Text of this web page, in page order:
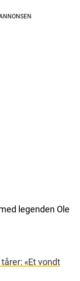
legenden Ole
«Et vondt